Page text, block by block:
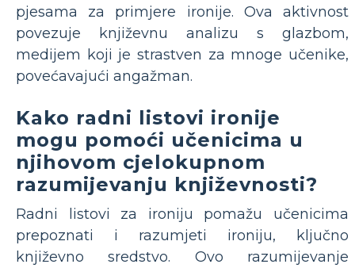
pjesama za primjere ironije. Ova aktivnost
povezuje književnu analizu s glazbom,
medijem koji je strastven za mnoge učenike,
povećavajući angažman.
Kako radni listovi ironije
mogu pomoći učenicima u
njihovom cjelokupnom
razumijevanju književnosti?
Radni listovi za ironiju pomažu učenicima
prepoznati i razumjeti ironiju, ključno
književno sredstvo. Ovo razumijevanje